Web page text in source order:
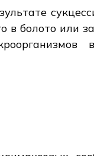
в болото или